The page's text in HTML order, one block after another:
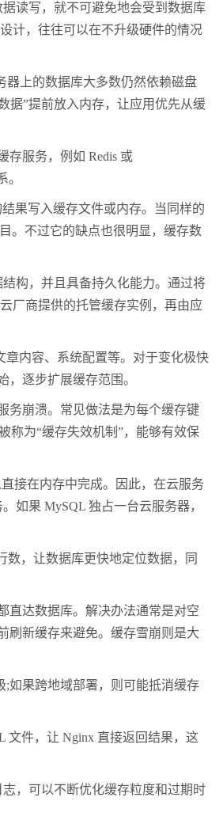
读写，就不可避免地会受到数据库
计，往往可以在不升级硬件的情况
上的数据库大多数仍然依赖磁盘
据”提前放入内存，让应用优先从缓
服务，例如 Redis 或
。
果写入缓存文件或内存。当同样的
。不过它的缺点也很明显，缓存数
构，并且具备持久化能力。通过将
厂商提供的托管缓存实例，再由应
内容、系统配置等。对于变化极快
逐步扩展缓存范围。
崩溃。常见做法是为每个缓存键
称为“缓存失效机制”，能够有效保
接在内存中完成。因此，在云服务
如果 MySQL 独占一台云服务器，
，让数据库更快地定位数据，同
达数据库。解决办法通常是对空
刷新缓存来避免。缓存雪崩则是大
如果跨地域部署，则可能抵消缓存
件，让 Nginx 直接返回结果，这
，可以不断优化缓存粒度和过期时